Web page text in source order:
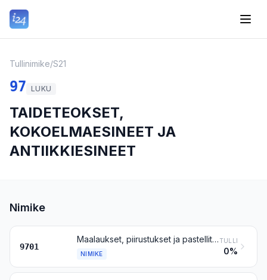
Tullinimike/S21
97 LUKU
TAIDETEOKSET,
KOKOELMAESINEET JA
ANTIIKKIESINEET
Nimike
9701
Maalaukset, piirustukset ja pastellit, kokonaan käsin tehdyt, muut kuin nimikkeen 4906 piirustukset ja muut kuin käsin maalatut tai käsin koristetut tavarat; kollaasit, mosaiikit ja niiden kaltaiset koristetaulut
NIMIKE
TULLI
0%